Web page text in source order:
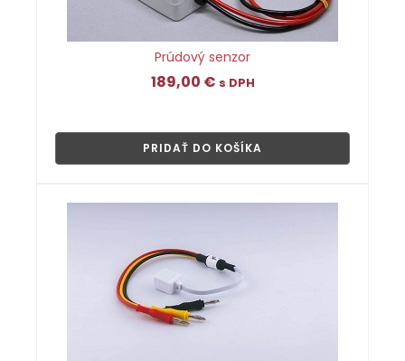
Prúdový senzor
189,00 € s DPH
PRIDAŤ DO KOŠÍKA